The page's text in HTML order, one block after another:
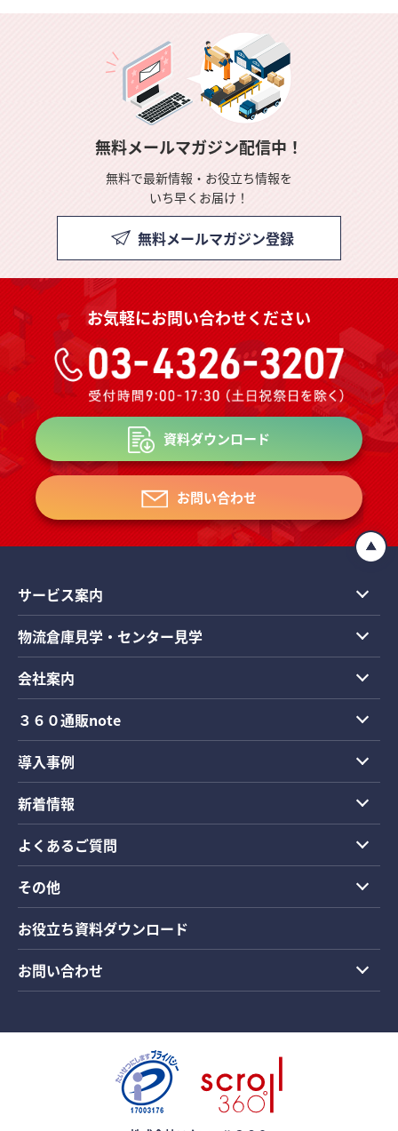
無料メールマガジン配信中！
無料で最新情報・お役立ち情報を
いち早くお届け！
無料メールマガジン登録
お気軽にお問い合わせください
資料ダウンロード
お問い合わせ
サービス案内
物流倉庫見学・センター見学
会社案内
３６０通販note
導入事例
新着情報
よくあるご質問
その他
お役立ち資料ダウンロード
お問い合わせ